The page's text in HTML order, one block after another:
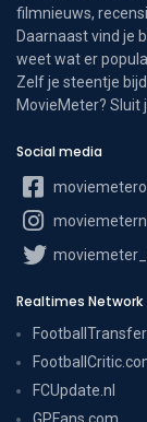
filmnieuws,
Daarnaast vind je
weet wat er
Zelf je steentje
MovieMeter? Sluit
Social media
moviemeternl
Realtimes Network
FCUpdate.nl
GPFans.com